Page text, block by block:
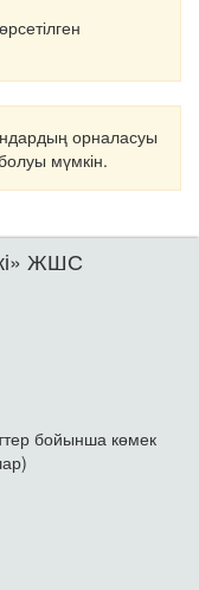
орналасуы
мүмкін.
ЖШС
бойынша көмек